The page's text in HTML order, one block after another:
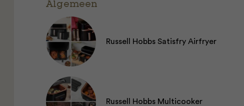
Algemeen
Russell Hobbs Satisfry Airfryer
Russell Hobbs Multicooker